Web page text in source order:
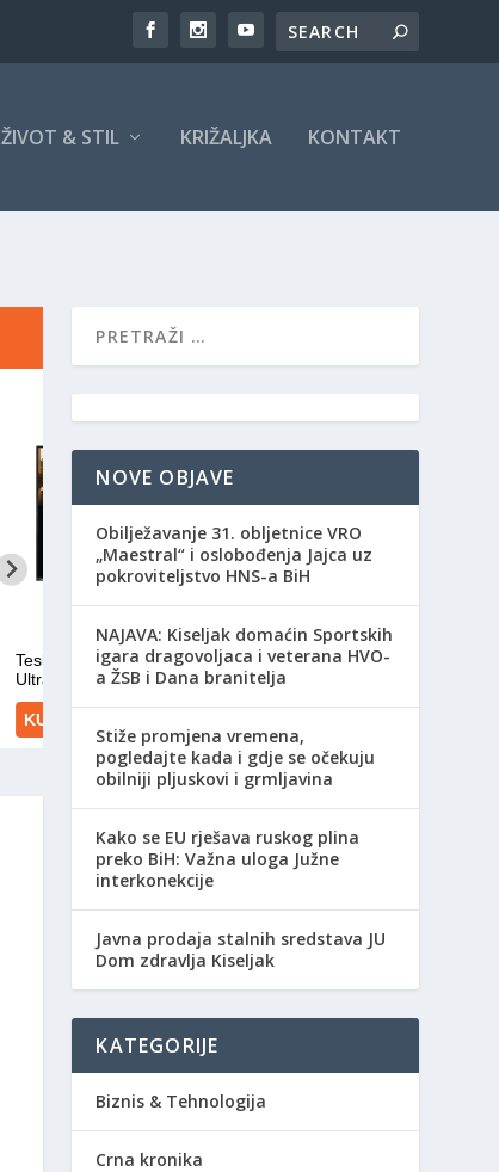
ŽIVOT & STIL KRIŽALJKA KONTAKT
NOVE OBJAVE
Obilježavanje 31. obljetnice VRO
„Maestral“ i oslobođenja Jajca uz
pokroviteljstvo HNS-a BiH
NAJAVA: Kiseljak domaćin Sportskih
igara dragovoljaca i veterana HVO-
a ŽSB i Dana branitelja
Stiže promjena vremena,
pogledajte kada i gdje se očekuju
obilniji pljuskovi i grmljavina
Kako se EU rješava ruskog plina
preko BiH: Važna uloga Južne
interkonekcije
Javna prodaja stalnih sredstava JU
Dom zdravlja Kiseljak
KATEGORIJE
Biznis & Tehnologija
Crna kronika